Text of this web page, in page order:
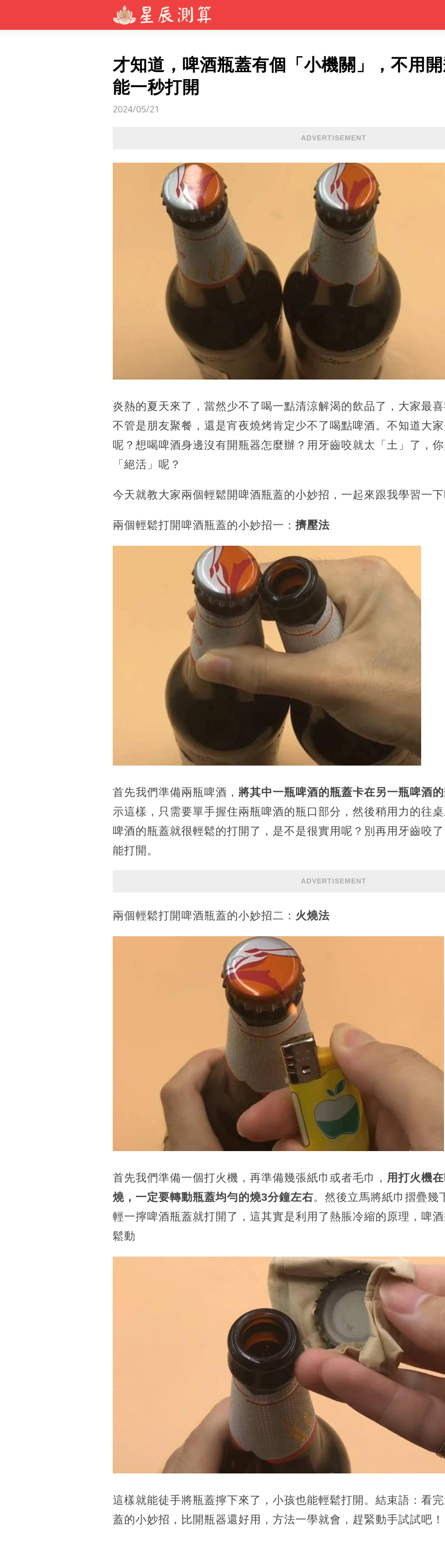
才知道，啤酒瓶蓋有個「小機關」，不用
能一秒打開
2024/05/21
ADVERTISEMENT
炎熱的夏天來了，當然少不了喝一點清涼解渴的飲品了，大家最
不管是朋友聚餐，還是宵夜燒烤肯定少不了喝點啤酒。不知道大
呢？想喝啤酒身邊沒有開瓶器怎麼辦？用牙齒咬就太「土」了，
「絕活」呢？
今天就教大家兩個輕鬆開啤酒瓶蓋的小妙招，一起來跟我學習一
兩個輕鬆打開啤酒瓶蓋的小妙招一： 擠壓法
首先我們準備兩瓶啤酒， 將其中一瓶啤酒的瓶蓋卡在另一瓶啤酒
示這樣，只需要單手握住兩瓶啤酒的瓶口部分，然後稍用力的往
啤酒的瓶蓋就很輕鬆的打開了，是不是很實用呢？別再用牙齒咬
能打開。
ADVERTISEMENT
兩個輕鬆打開啤酒瓶蓋的小妙招二： 火燒法
首先我們準備一個打火機，再準備幾張紙巾或者毛巾， 用打火機
燒，一定要轉動瓶蓋均勻的燒3分鐘左右。然後立馬將紙巾摺疊幾
輕一擰啤酒瓶蓋就打開了，這其實是利用了熱脹冷縮的原理，啤
鬆動
這樣就能徒手將瓶蓋擰下來了，小孩也能輕鬆打開。結束語：看
蓋的小妙招，比開瓶器還好用，方法一學就會，趕緊動手試試吧！